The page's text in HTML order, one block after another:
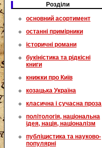
Розділи
основний асортимент
останні примірники
історичні романи
букіністика та рідкісні
книги
книжки про Київ
козацька Україна
класична і сучасна проза
політологія, національна
ідея, нація, націоналізм
публіцистика та науково-
популярні